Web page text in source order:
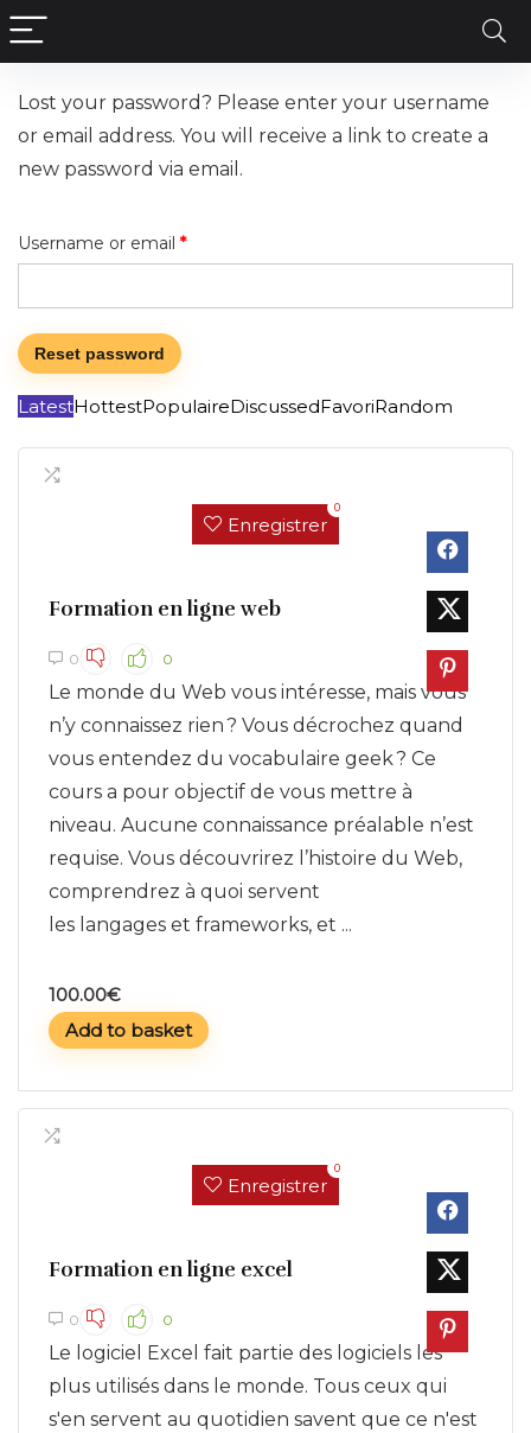
Lost your password? Please enter your username
or email address. You will receive a link to create a
new password via email.
Username or email *
Reset password
LatestHottestPopulaireDiscussedFavoriRandom
Enregistrer
0
Formation en ligne web
0 0
Le monde du Web vous intéresse, mais vous
n’y connaissez rien ? Vous décrochez quand
vous entendez du vocabulaire geek ? Ce
cours a pour objectif de vous mettre à
niveau. Aucune connaissance préalable n’est
requise. Vous découvrirez l’histoire du Web,
comprendrez à quoi servent
les langages et frameworks, et ...
100.00€
Add to basket
Enregistrer
0
Formation en ligne excel
0 0
Le logiciel Excel fait partie des logiciels les
plus utilisés dans le monde. Tous ceux qui
s'en servent au quotidien savent que ce n'est